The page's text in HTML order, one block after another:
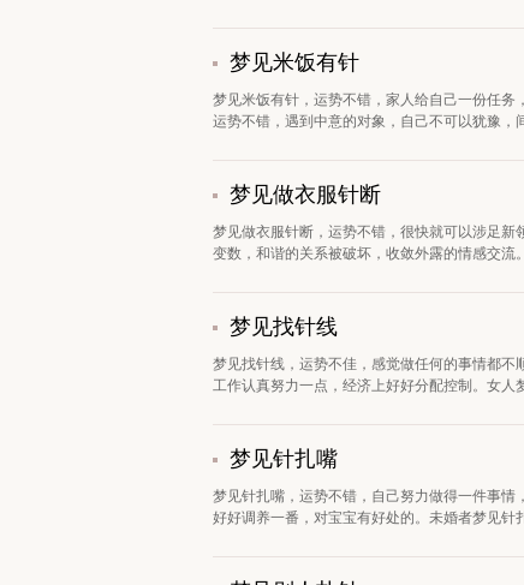
梦见米饭有针
梦见米饭有针，运势不错，家人给自己一份任务
运势不错，遇到中意的对象，自己不可以犹豫，
梦见做衣服针断
梦见做衣服针断，运势不错，很快就可以涉足
变数，和谐的关系被破坏，收敛外露的情感交流
梦见找针线
梦见找针线，运势不佳，感觉做任何的事情都
工作认真努力一点，经济上好好分配控制。女
梦见针扎嘴
梦见针扎嘴，运势不错，自己努力做得一件事
好好调养一番，对宝宝有好处的。未婚者梦见